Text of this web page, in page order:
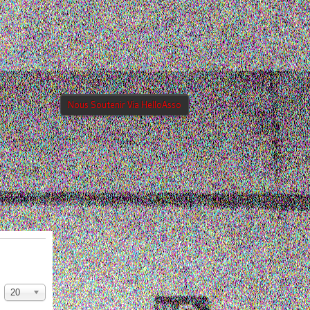
Nous Soutenir Via HelloAsso
20